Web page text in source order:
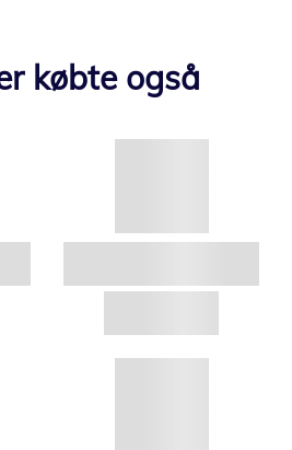
købte også